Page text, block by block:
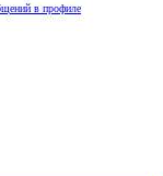
в профиле